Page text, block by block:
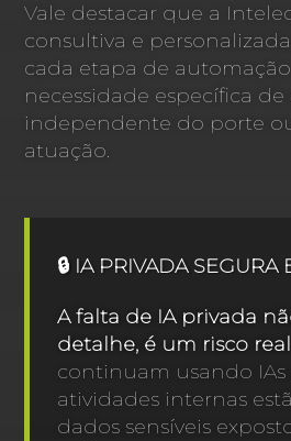
Vale destacar que a
consultiva e
cada etapa de
necessidade específica
independente do porte
atuação.
🔒 IA PRIVADA
A falta de IA privada
detalhe, é um risco
continuam usando IAs
atividades internas
dados sensíveis